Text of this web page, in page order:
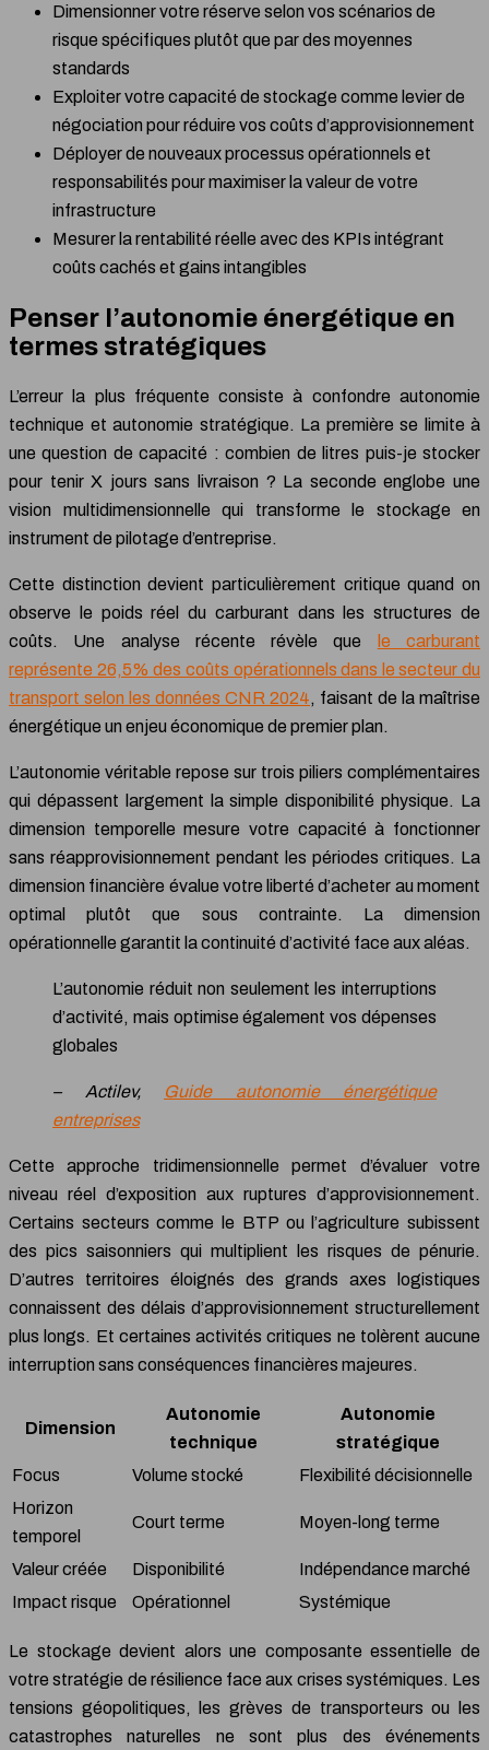
Dimensionner votre réserve selon vos scénarios de
risque spécifiques plutôt que par des moyennes
standards
Exploiter votre capacité de stockage comme levier de
négociation pour réduire vos coûts d’approvisionnement
Déployer de nouveaux processus opérationnels et
responsabilités pour maximiser la valeur de votre
infrastructure
Mesurer la rentabilité réelle avec des KPIs intégrant
coûts cachés et gains intangibles
Penser l’autonomie énergétique en
termes stratégiques
L’erreur la plus fréquente consiste à confondre autonomie
technique et autonomie stratégique. La première se limite à
une question de capacité : combien de litres puis-je stocker
pour tenir X jours sans livraison ? La seconde englobe une
vision multidimensionnelle qui transforme le stockage en
instrument de pilotage d’entreprise.
Cette distinction devient particulièrement critique quand on
observe le poids réel du carburant dans les structures de
coûts. Une analyse récente révèle que
le carburant
représente 26,5% des coûts opérationnels dans le secteur du
transport selon les données CNR 2024, faisant de la maîtrise
énergétique un enjeu économique de premier plan.
L’autonomie véritable repose sur trois piliers complémentaires
qui dépassent largement la simple disponibilité physique. La
dimension temporelle mesure votre capacité à fonctionner
sans réapprovisionnement pendant les périodes critiques. La
dimension financière évalue votre liberté d’acheter au moment
optimal plutôt que sous contrainte. La dimension
opérationnelle garantit la continuité d’activité face aux aléas.
L’autonomie réduit non seulement les interruptions
d’activité, mais optimise également vos dépenses
globales
– Actilev,
Guide autonomie énergétique
entreprises
Cette approche tridimensionnelle permet d’évaluer votre
niveau réel d’exposition aux ruptures d’approvisionnement.
Certains secteurs comme le BTP ou l’agriculture subissent
des pics saisonniers qui multiplient les risques de pénurie.
D’autres territoires éloignés des grands axes logistiques
connaissent des délais d’approvisionnement structurellement
plus longs. Et certaines activités critiques ne tolèrent aucune
interruption sans conséquences financières majeures.
Dimension
Autonomie
technique
Autonomie
stratégique
Focus
Volume stocké
Flexibilité décisionnelle
Horizon
temporel
Court terme Moyen-long terme
Valeur créée Disponibilité
Indépendance marché
Impact risque
Opérationnel Systémique
Le stockage devient alors une composante essentielle de
votre stratégie de résilience face aux crises systémiques. Les
tensions géopolitiques, les grèves de transporteurs ou les
catastrophes naturelles ne sont plus des événements